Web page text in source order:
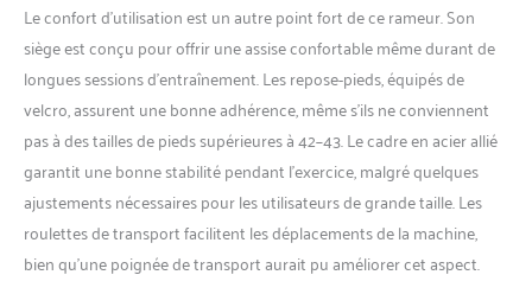
votre routine de fitness.
【Résistance magnétique
silencieuse à 16 niveaux】 Le
rameur pliant sollicite
jusqu'à 90 % de vos muscles.
Ils brûlent efficacement des
calories et vous aident à
perdre du poids rapidement
tout en travaillant vos bras,
jambes, abdominaux, dos et
fessiers. Les niveaux 1 à 8 du
Le confort d’utilisation est un autre point fort de ce rameur. Son
siège est conçu pour offrir une assise confortable même durant de
longues sessions d’entraînement. Les repose-pieds, équipés de
velcro, assurent une bonne adhérence, même s’ils ne conviennent
pas à des tailles de pieds supérieures à 42–43. Le cadre en acier allié
garantit une bonne stabilité pendant l’exercice, malgré quelques
ajustements nécessaires pour les utilisateurs de grande taille. Les
roulettes de transport facilitent les déplacements de la machine,
bien qu’une poignée de transport aurait pu améliorer cet aspect.